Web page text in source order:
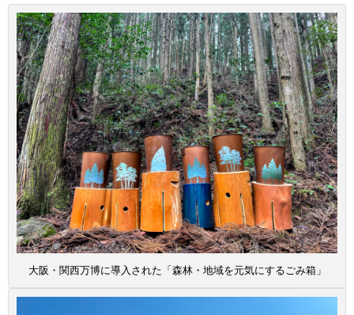
大阪・関西万博に導入された「森林・地域を元気にするごみ箱」